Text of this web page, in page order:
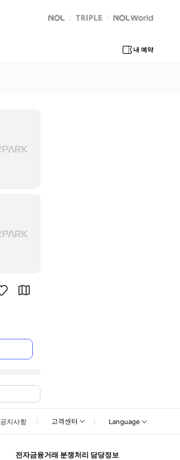
NOL
트리플 Global Interpark
내 예약
공지사항 고객센터 Language
전자금융거래 분쟁처리 담당정보